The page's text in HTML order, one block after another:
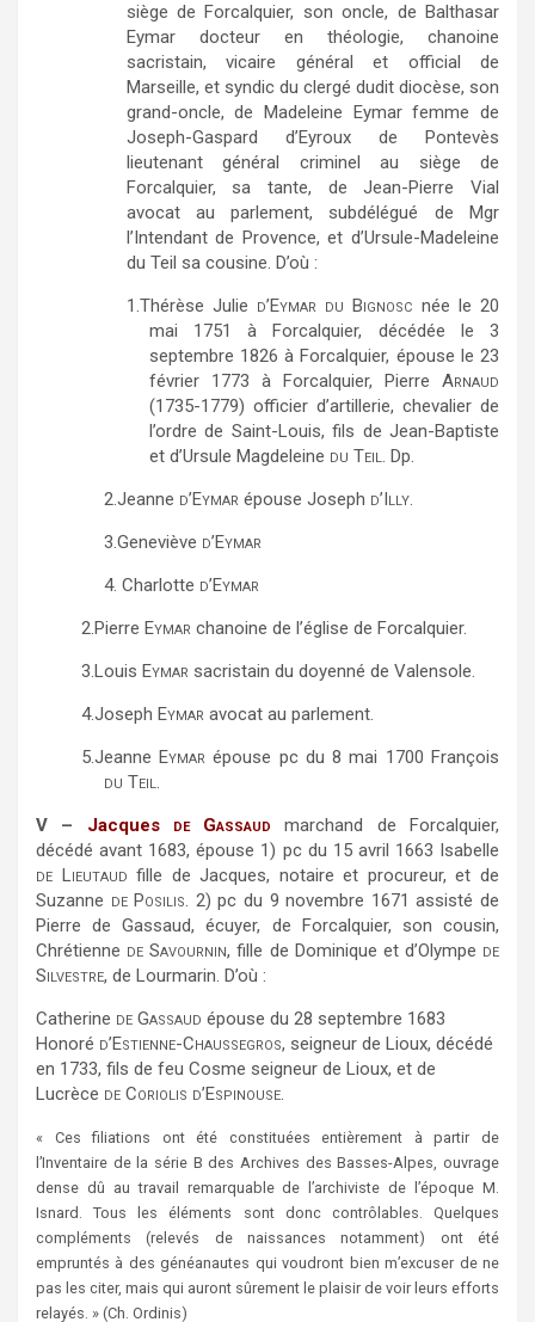
siège de Forcalquier, son oncle, de Balthasar
Eymar docteur en théologie, chanoine
sacristain, vicaire général et official de
Marseille, et syndic du clergé dudit diocèse, son
grand-oncle, de Madeleine Eymar femme de
Joseph-Gaspard d’Eyroux de Pontevès
lieutenant général criminel au siège de
Forcalquier, sa tante, de Jean-Pierre Vial
avocat au parlement, subdélégué de Mgr
l’Intendant de Provence, et d’Ursule-Madeleine
du Teil sa cousine. D’où :
1.Thérèse Julie d’Eymar du Bignosc née le 20
mai 1751 à Forcalquier, décédée le 3
septembre 1826 à Forcalquier, épouse le 23
février 1773 à Forcalquier, Pierre Arnaud
(1735-1779) officier d’artillerie, chevalier de
l’ordre de Saint-Louis, fils de Jean-Baptiste
et d’Ursule Magdeleine du Teil. Dp.
2.Jeanne d’Eymar épouse Joseph d’Illy.
3.Geneviève d’Eymar
4. Charlotte d’Eymar
2.Pierre Eymar chanoine de l’église de Forcalquier.
3.Louis Eymar sacristain du doyenné de Valensole.
4.Joseph Eymar avocat au parlement.
5.JeanneEymar épouse pc du 8 mai 1700 François
du Teil.
V – Jacques de Gassaud
marchand de Forcalquier,
décédé avant 1683, épouse 1) pc du 15 avril 1663 Isabelle
de Lieutaud fille de Jacques, notaire et procureur, et de
Suzanne de Posilis. 2) pc du 9 novembre 1671 assisté de
Pierre de Gassaud, écuyer, de Forcalquier, son cousin,
Chrétienne de Savournin, fille de Dominique et d’Olympe de
Silvestre, de Lourmarin. D’où :
Catherine de Gassaud épouse du 28 septembre 1683
Honoré d’Estienne-Chaussegros, seigneur de Lioux, décédé
en 1733, fils de feu Cosme seigneur de Lioux, et de
Lucrèce de Coriolis d’Espinouse.
« Ces filiations ont été constituées entièrement à partir de
l’Inventaire de la série B des Archives des Basses-Alpes, ouvrage
dense dû au travail remarquable de l’archiviste de l’époque M.
Isnard. Tous les éléments sont donc contrôlables. Quelques
compléments (relevés de naissances notamment) ont été
empruntés à des généanautes qui voudront bien m’excuser de ne
pas les citer, mais qui auront sûrement le plaisir de voir leurs efforts
relayés. » (Ch. Ordinis)